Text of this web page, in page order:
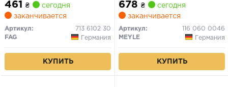
461 ₴
сегодня
заканчивается
Артикул:
713 6102 30
FAG
Германия
КУПИТЬ
678 ₴
сегодня
заканчивается
Артикул:
116 060 0046
MEYLE
Германия
КУПИТЬ